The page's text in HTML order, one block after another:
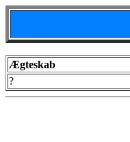
Ægteskab
?